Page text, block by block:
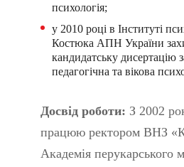
психологія;
у 2010 році в Інституті
Костюка АПН України
кандидатську дисертацію
педагогічна та вікова
Досвід роботи: З 2002
працюю ректором ВНЗ
Академія перукарського